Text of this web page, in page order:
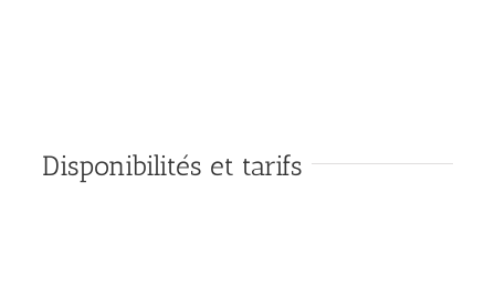
Disponibilités et tarifs